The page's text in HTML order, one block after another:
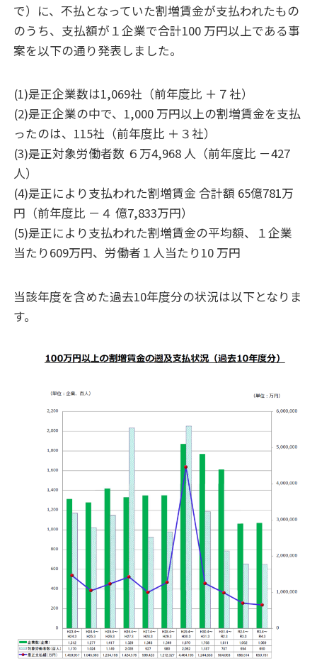
で）に、不払となっていた割増賃金が支払われたもの
のうち、支払額が１企業で合計100 万円以上である事
案を以下の通り発表しました。
(1)是正企業数は1,069社（前年度比 ＋７社）
(2)是正企業の中で、 1,000 万円以上の割増賃金を支払
ったのは、115社（前年度比 ＋３社）
(3)是正対象労働者数 ６万4,968 人（前年度比 －427
人）
(4)是正により支払われた割増賃金 合計額 65億781万
円（前年度比 － ４ 億7,833万円）
(5)是正により支払われた割増賃金の平均額、１企業
当たり609万円、労働者１ 人当たり10 万円
当該年度を含めた過去10年度分の状況は以下となりま
す。